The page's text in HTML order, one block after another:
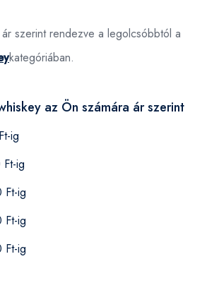
szerint rendezve a legolcsóbbtól a
kategóriában.
az Ön számára ár szerint
ig
ig
Ft-ig
Ft-ig
Ft-ig